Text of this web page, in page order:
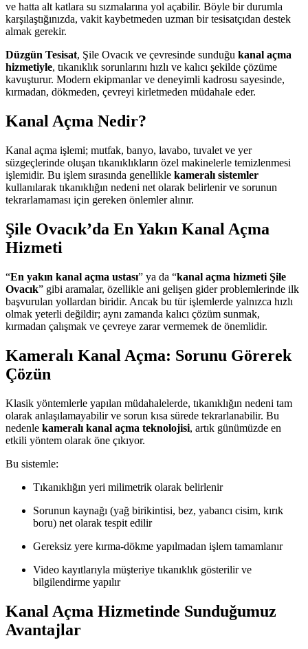
ve hatta alt katlara su sızmalarına yol açabilir. Böyle bir durumla
karşılaştığınızda, vakit kaybetmeden uzman bir tesisatçıdan destek
almak gerekir.
Düzgün Tesisat, Şile Ovacık ve çevresinde sunduğu kanal açma
hizmetiyle, tıkanıklık sorunlarını hızlı ve kalıcı şekilde çözüme
kavuşturur. Modern ekipmanlar ve deneyimli kadrosu sayesinde,
kırmadan, dökmeden, çevreyi kirletmeden müdahale eder.
Kanal Açma Nedir?
Kanal açma işlemi; mutfak, banyo, lavabo, tuvalet ve yer
süzgeçlerinde oluşan tıkanıklıkların özel makinelerle temizlenmesi
işlemidir. Bu işlem sırasında genellikle kameralı sistemler
kullanılarak tıkanıklığın nedeni net olarak belirlenir ve sorunun
tekrarlamaması için gereken önlemler alınır.
Şile Ovacık’da En Yakın Kanal Açma
Hizmeti
“En yakın kanal açma ustası” ya da “kanal açma hizmeti Şile
Ovacık” gibi aramalar, özellikle ani gelişen gider problemlerinde ilk
başvurulan yollardan biridir. Ancak bu tür işlemlerde yalnızca hızlı
olmak yeterli değildir; aynı zamanda kalıcı çözüm sunmak,
kırmadan çalışmak ve çevreye zarar vermemek de önemlidir.
Kameralı Kanal Açma: Sorunu Görerek
Çözün
Klasik yöntemlerle yapılan müdahalelerde, tıkanıklığın nedeni tam
olarak anlaşılamayabilir ve sorun kısa sürede tekrarlanabilir. Bu
nedenle kameralı kanal açma teknolojisi, artık günümüzde en
etkili yöntem olarak öne çıkıyor.
Bu sistemle:
Tıkanıklığın yeri milimetrik olarak belirlenir
Sorunun kaynağı (yağ birikintisi, bez, yabancı cisim, kırık
boru) net olarak tespit edilir
Gereksiz yere kırma-dökme yapılmadan işlem tamamlanır
Video kayıtlarıyla müşteriye tıkanıklık gösterilir ve
bilgilendirme yapılır
Kanal Açma Hizmetinde Sunduğumuz
Avantajlar